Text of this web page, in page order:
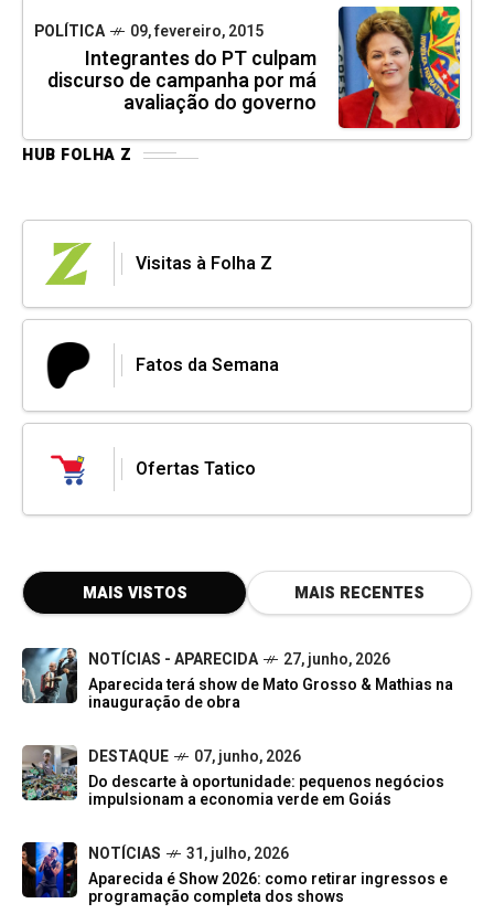
POLÍTICA 09, fevereiro, 2015
Integrantes do PT culpam
discurso de campanha por má
avaliação do governo
HUB FOLHA Z
Visitas à Folha Z
Fatos da Semana
Ofertas Tatico
MAIS VISTOS MAIS RECENTES
NOTÍCIAS - APARECIDA
27, junho, 2026
Aparecida terá show de Mato Grosso & Mathias na
inauguração de obra
DESTAQUE
07, junho, 2026
Do descarte à oportunidade: pequenos negócios
impulsionam a economia verde em Goiás
NOTÍCIAS
31, julho, 2026
Aparecida é Show 2026: como retirar ingressos e
programação completa dos shows